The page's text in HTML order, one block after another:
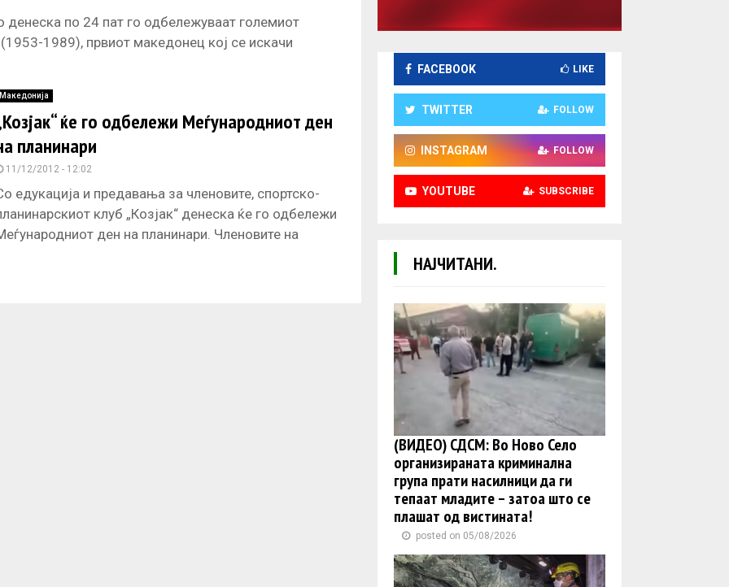
денеска по 24 пат го одбележуваат големиот
1989), првиот македонец кој се искачи
Македонија
ќе го одбележи Меѓународниот ден
планинари
11/12/2012 - 12:02
едукација и предавања за членовите, спортско-
клуб „Козјак“ денеска ќе го одбележи
ден на планинари. Членовите на
FACEBOOK LIKE
TWITTER FOLLOW
INSTAGRAM FOLLOW
YOUTUBE SUBSCRIBE
НАЈЧИТАНИ.
(ВИДЕО) СДСМ: Во Ново Село
организираната криминална
група прати насилници да ги
тепаат младите – затоа што се
плашат од вистината!
posted on 05/08/2026